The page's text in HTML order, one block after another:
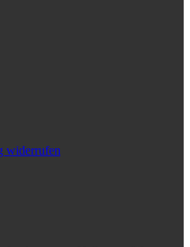
widerrufen